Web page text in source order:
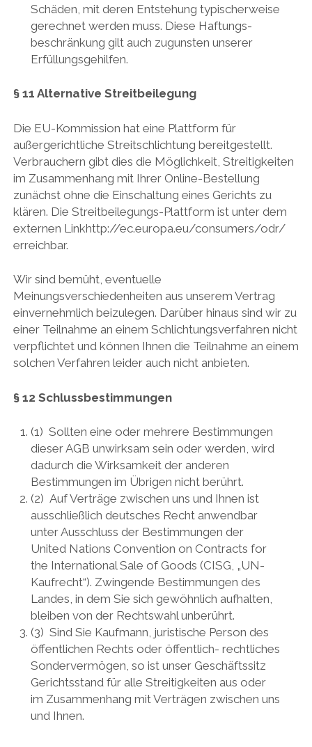
Schäden, mit deren Entstehung typischerweise
gerechnet werden muss. Diese Haftungs-
beschränkung gilt auch zugunsten unserer
Erfüllungsgehilfen.
§ 11 Alternative Streitbeilegung
Die EU-Kommission hat eine Plattform für
außergerichtliche Streitschlichtung bereitgestellt.
Verbrauchern gibt dies die Möglichkeit, Streitigkeiten
im Zusammenhang mit Ihrer Online-Bestellung
zunächst ohne die Einschaltung eines Gerichts zu
klären. Die Streitbeilegungs-Plattform ist unter dem
externen Linkhttp://ec.europa.eu/consumers/odr/
erreichbar.
Wir sind bemüht, eventuelle
Meinungsverschiedenheiten aus unserem Vertrag
einvernehmlich beizulegen. Darüber hinaus sind wir zu
einer Teilnahme an einem Schlichtungsverfahren nicht
verpflichtet und können Ihnen die Teilnahme an einem
solchen Verfahren leider auch nicht anbieten.
§ 12 Schlussbestimmungen
(1) Sollten eine oder mehrere Bestimmungen
dieser AGB unwirksam sein oder werden, wird
dadurch die Wirksamkeit der anderen
Bestimmungen im Übrigen nicht berührt.
(2) Auf Verträge zwischen uns und Ihnen ist
ausschließlich deutsches Recht anwendbar
unter Ausschluss der Bestimmungen der
United Nations Convention on Contracts for
the International Sale of Goods (CISG, „UN-
Kaufrecht“). Zwingende Bestimmungen des
Landes, in dem Sie sich gewöhnlich aufhalten,
bleiben von der Rechtswahl unberührt.
(3) Sind Sie Kaufmann, juristische Person des
öffentlichen Rechts oder öffentlich- rechtliches
Sondervermögen, so ist unser Geschäftssitz
Gerichtsstand für alle Streitigkeiten aus oder
im Zusammenhang mit Verträgen zwischen uns
und Ihnen.